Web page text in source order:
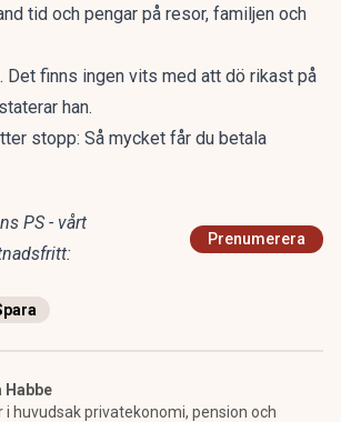
tid och pengar på resor, familjen och
Det finns ingen vits med att dö rikast på
han.
stopp: Så mycket får du betala
PS - vårt
Prenumerera
Habbe
i huvudsak privatekonomi, pension och